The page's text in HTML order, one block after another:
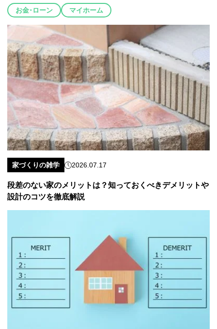
お金･ローン マイホーム
家づくりの雑学 2026.07.17
段差のない家のメリットは？知っておくべきデメリットや
設計のコツを徹底解説